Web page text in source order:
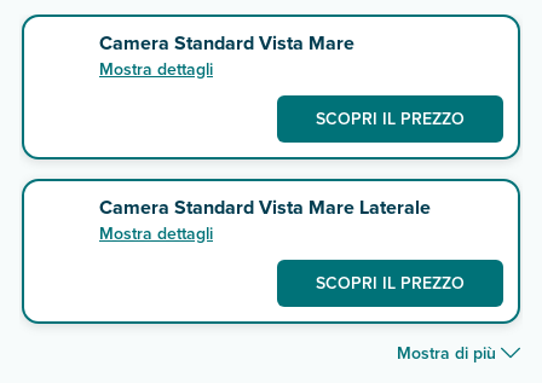
Camera Standard Vista Mare
Mostra dettagli
SCOPRI IL PREZZO
Camera Standard Vista Mare Laterale
Mostra dettagli
SCOPRI IL PREZZO
Mostra di più